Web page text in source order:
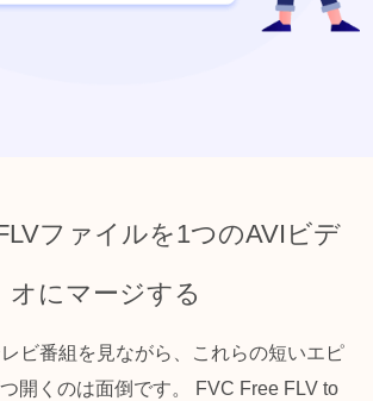
ファイルを1つのAVIビデ
オにマージする
ビ番組を見ながら、これらの短いエピ
開くのは面倒です。 FVC Free FLV to